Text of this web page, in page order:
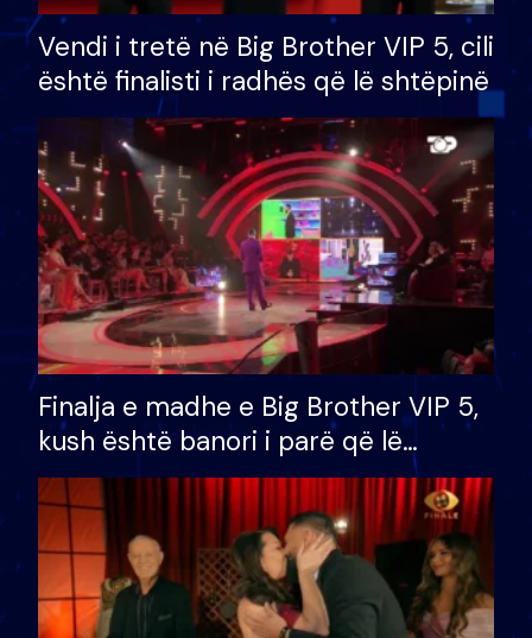
Vendi i tretë në Big Brother VIP 5, cili
është finalisti i radhës që lë shtëpinë
Finalja e madhe e Big Brother VIP 5,
kush është banori i parë që lë
shtëpinë dhe humb mundësinë për
të fituar çmimin e madh